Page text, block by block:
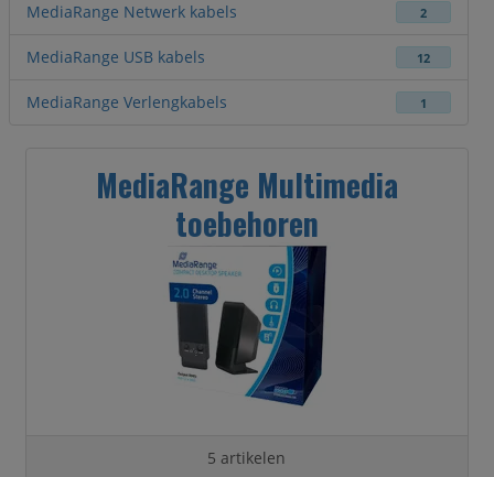
MediaRange Netwerk kabels 2
MediaRange USB kabels 12
MediaRange Verlengkabels 1
MediaRange Multimedia
toebehoren
5 artikelen